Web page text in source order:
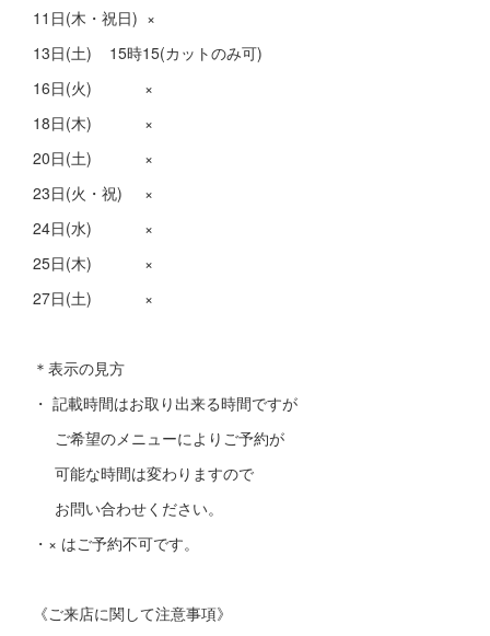
11日(木・祝日) ×
13日(土) 15時15(カットのみ可)
16日(火) ×
18日(木) ×
20日(土) ×
23日(火・祝) ×
24日(水) ×
25日(木) ×
27日(土) ×
＊表示の見方
・ 記載時間はお取り出来る時間ですが
ご希望のメニューによりご予約が
可能な時間は変わりますので
お問い合わせください。
・× はご予約不可です。
《ご来店に関して注意事項》